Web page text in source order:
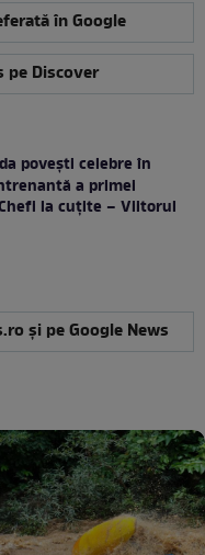
în Google
pe Discover
povești celebre în
a primei
la cuțite – Viitorul
și pe Google News